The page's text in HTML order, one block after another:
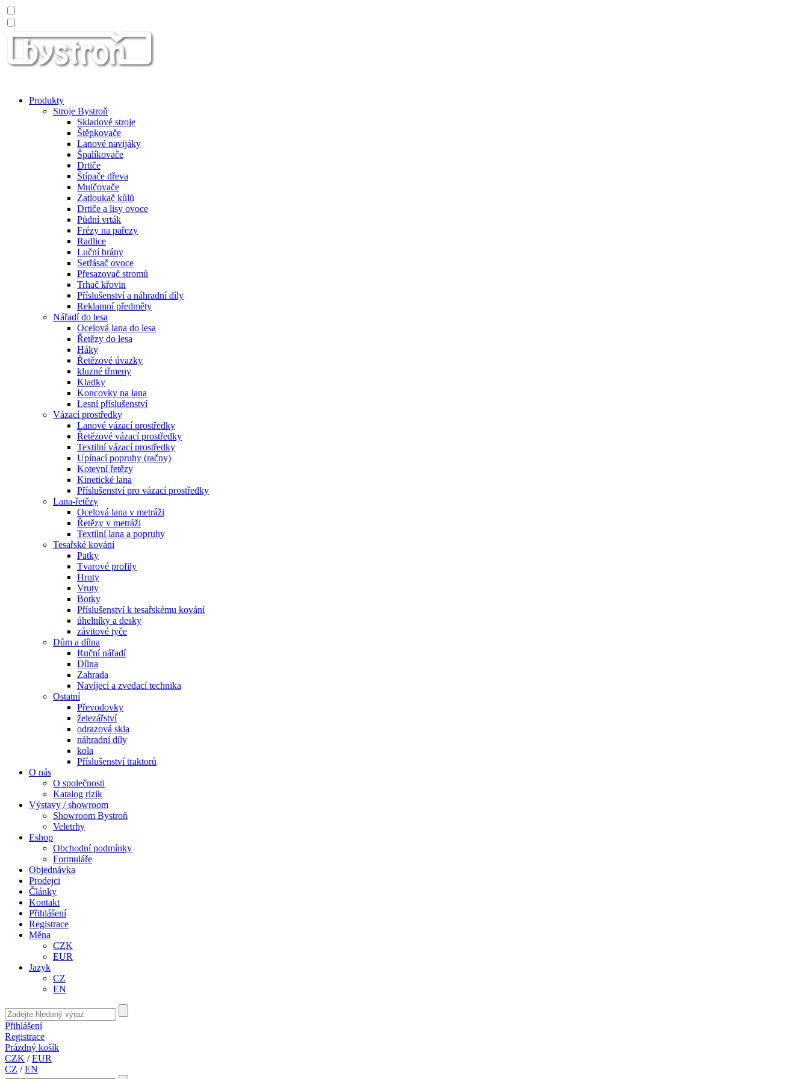
Produkty
Stroje Bystroň
Skladové stroje
Štěpkovače
Lanové navijáky
Špalíkovače
Drtiče
Štípače dřeva
Mulčovače
Zatloukač kůlů
Drtiče a lisy ovoce
Půdní vrták
Frézy na pařezy
Radlice
Luční brány
Setřásač ovoce
Přesazovač stromů
Trhač křovin
Příslušenství a náhradní díly
Reklamní předměty
Nářadí do lesa
Ocelová lana do lesa
Řetězy do lesa
Háky
Řetězové úvazky
kluzné třmeny
Kladky
Koncovky na lana
Lesní příslušenství
Vázací prostředky
Lanové vázací prostředky
Řetězové vázací prostředky
Textilní vázací prostředky
Upínací popruhy (račny)
Kotevní řetězy
Kinetické lana
Příslušenství pro vázací prostředky
Lana-řetězy
Ocelová lana v metráži
Řetězy v metráži
Textilní lana a popruhy
Tesařské kování
Patky
Tvarové profily
Hroty
Vruty
Botky
Příslušenství k tesařskému kování
úhelníky a desky
závitové tyče
Dům a dílna
Ruční nářadí
Dílna
Zahrada
Navíjecí a zvedací technika
Ostatní
Převodovky
železářství
odrazová skla
náhradní díly
kola
Příslušenství traktorů
O nás
O společnosti
Katalog rizik
Výstavy / showroom
Showroom Bystroň
Veletrhy
Eshop
Obchodní podmínky
Formuláře
Objednávka
Prodejci
Články
Kontakt
Přihlášení
Registrace
Měna
CZK
EUR
Jazyk
CZ
EN
Přihlášení
Registrace
Prázdný košík
CZK /EUR
CZ /EN